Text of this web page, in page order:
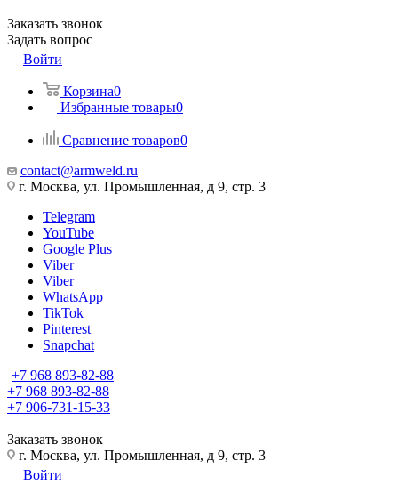
Заказать звонок
Задать вопрос
Войти
Корзина0
Избранные товары0
Сравнение товаров0
contact@armweld.ru
г. Москва, ул. Промышленная, д 9, стр. 3
Telegram
YouTube
Google Plus
Viber
Viber
WhatsApp
TikTok
Pinterest
Snapchat
+7 968 893-82-88
+7 968 893-82-88
+7 906-731-15-33
Заказать звонок
г. Москва, ул. Промышленная, д 9, стр. 3
Войти